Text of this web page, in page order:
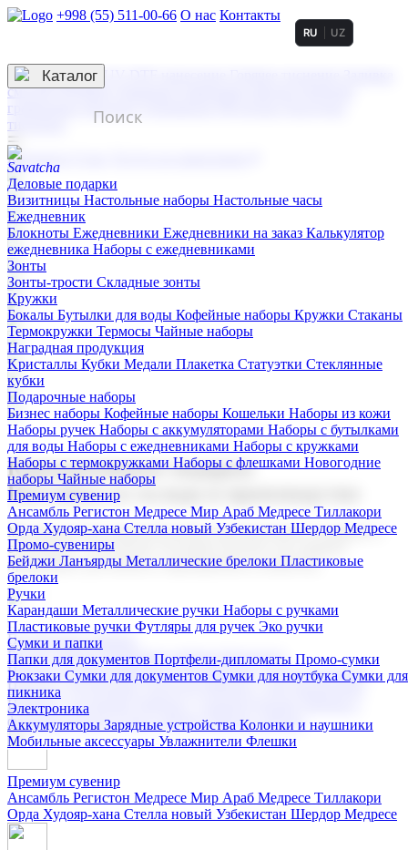
+998 (55) 511-00-66 О нас Контакты
3D гравировка
смолой (Doming)
гравировка твердая
тиснение
RU UZ
☰
Контакты
Каталог
Деловые подарки
Визитницы Настольные наборы Настольные часы
Ежедневник
Блокноты Ежедневники Ежедневники на заказ Калькулятор
ежедневника Наборы с ежедневниками
Зонты
Зонты-трости Складные зонты
Кружки
Бокалы Бутылки для воды Кофейные наборы Кружки Стаканы
Термокружки Термосы Чайные наборы
Наградная продукция
Kристаллы Кубки Медали Плакетка Статуэтки Стеклянные
кубки
Подарочные наборы
Бизнес наборы Кофейные наборы Кошельки Наборы из кожи
Наборы ручек Наборы с аккумуляторами Наборы с бутылками
для воды Наборы с ежедневниками Наборы с кружками
Наборы с термокружками Наборы с флешками Новогодние
наборы Чайные наборы
Премиум сувенир
Ансамбль Регистон Медресе Мир Араб Медресе Тиллакори
Орда Худояр-хана Стелла новый Узбекистан Шердор Медресе
Промо-сувениры
Бейджи Ланъярды Металлические брелоки Пластиковые
брелоки
Ручки
Карандаши Металлические ручки Наборы с ручками
Пластиковые ручки Футляры для ручек Эко ручки
Сумки и папки
Папки для документов Портфели-дипломаты Промо-сумки
Рюкзаки Сумки для документов Сумки для ноутбука Сумки для
пикника
Электроника
Аккумуляторы Зарядные устройства Колонки и наушники
Мобильные аксессуары Увлажнители Флешки
Корпоративные подарки
Поставка со склада и производство
Мы предлагаем широкий выбор корпоративных подарков и
сувениров с логотипом. В нашем каталоге вы найдете
продукцию для бизнеса, мероприятия и клиентов.
Подарочные наборы
Бизнес наборыКофейные наборы Кошельки
Наборы из кожиНаборы ручекНаборы с аккумуляторами
Наборы с бутылками для воды
Наборы с ежедневниками
Наборы с кружками
флешкамиНовогодние наборыЧайные наборы
Премиум сувенир
Ансамбль Регистон Медресе Мир Араб Медресе Тиллакори
Орда Худояр-хана Стелла новый Узбекистан Шердор Медресе